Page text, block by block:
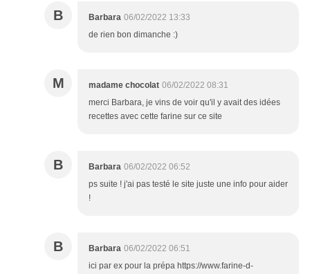
B Barbara 06/02/2022 13:33
de rien bon dimanche :)
M madame chocolat 06/02/2022 08:31
merci Barbara, je vins de voir qu'il y avait des idées
recettes avec cette farine sur ce site
B Barbara 06/02/2022 06:52
ps suite ! j'ai pas testé le site juste une info pour aider
!
B Barbara 06/02/2022 06:51
ici par ex pour la prépa https://www.farine-d-